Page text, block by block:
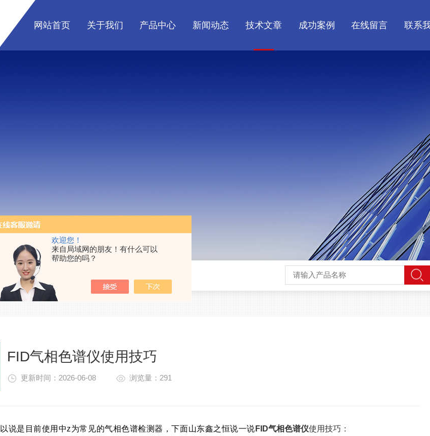
欢迎您！
来自局域网的朋友！有什么可以
帮助您的吗？
网站首页 关于我们 产品中心 新闻动态 技术文章 成功案例 在线留言 联系
FID气相色谱仪使用技巧
更新时间：2026-06-08 浏览量：291
说是目前使用中z为常见的气相色谱检测器，下面山东鑫之恒说一说 FID气相色谱仪使用技巧：